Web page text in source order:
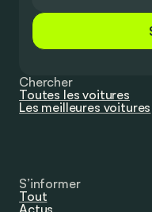
Chercher
Toutes les voitures
Les meilleures voitures
S’informer
Tout
Actus